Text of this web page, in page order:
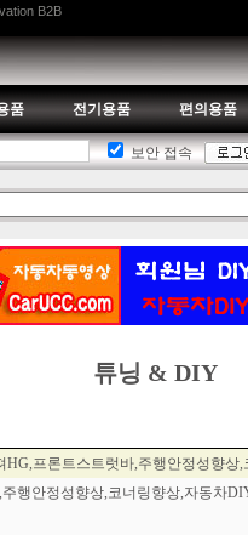
B2B
품 전기용품 편의용품
보안 접속
튜닝 & DIY
HG,프론트스트럿바,주행안정성향
행안정성향상,코너링향상,자동차